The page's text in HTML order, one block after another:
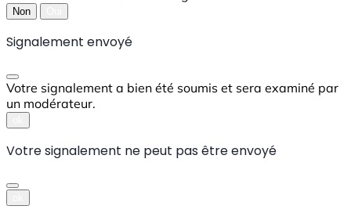
Non
Signalement envoyé
Votre signalement a bien été soumis et sera examiné par
un modérateur.
Votre signalement ne peut pas être envoyé